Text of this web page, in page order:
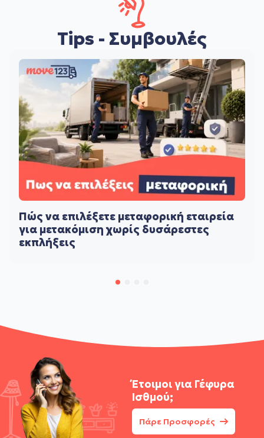
Tips - Συμβουλές
Πώς να επιλέξετε μεταφορική εταιρεία
για μετακόμιση χωρίς δυσάρεστες
εκπλήξεις
Έτοιμοι για Γέφυρα
Ισθμού;
Πάρε Προσφορές